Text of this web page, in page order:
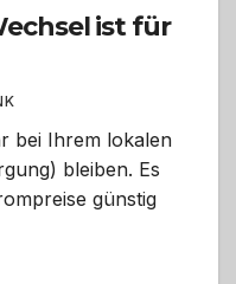
ist für
bei Ihrem lokalen
bleiben. Es
günstig